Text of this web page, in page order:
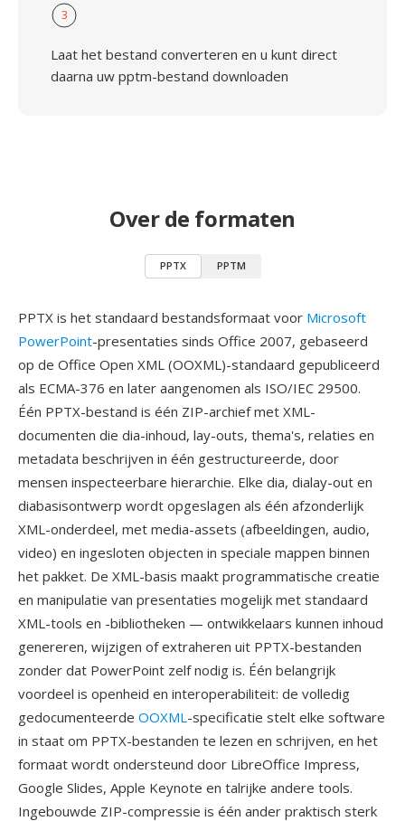
3
Laat het bestand converteren en u kunt direct
daarna uw pptm-bestand downloaden
Over de formaten
PPTX PPTM
PPTX is het standaard bestandsformaat voor Microsoft
PowerPoint-presentaties sinds Office 2007, gebaseerd
op de Office Open XML (OOXML)-standaard gepubliceerd
als ECMA-376 en later aangenomen als ISO/IEC 29500.
Één PPTX-bestand is één ZIP-archief met XML-
documenten die dia-inhoud, lay-outs, thema's, relaties en
metadata beschrijven in één gestructureerde, door
mensen inspecteerbare hierarchie. Elke dia, dialay-out en
diabasisontwerp wordt opgeslagen als één afzonderlijk
XML-onderdeel, met media-assets (afbeeldingen, audio,
video) en ingesloten objecten in speciale mappen binnen
het pakket. De XML-basis maakt programmatische creatie
en manipulatie van presentaties mogelijk met standaard
XML-tools en -bibliotheken — ontwikkelaars kunnen inhoud
genereren, wijzigen of extraheren uit PPTX-bestanden
zonder dat PowerPoint zelf nodig is. Één belangrijk
voordeel is openheid en interoperabiliteit: de volledig
gedocumenteerde OOXML-specificatie stelt elke software
in staat om PPTX-bestanden te lezen en schrijven, en het
formaat wordt ondersteund door LibreOffice Impress,
Google Slides, Apple Keynote en talrijke andere tools.
Ingebouwde ZIP-compressie is één ander praktisch sterk